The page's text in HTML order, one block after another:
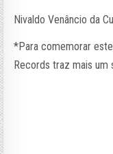
Nivaldo Venâncio da
*Para comemorar
Records traz mais um